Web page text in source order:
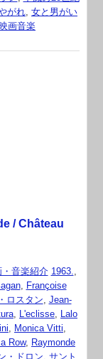
がれ, 女と男がい
画音楽
/ Château
音楽紹介 1963.,
, Françoise
ロスタン, Jean-
, L'eclisse, Lalo
, Monica Vitti,
Row, Raymonde
・ドロン, サント